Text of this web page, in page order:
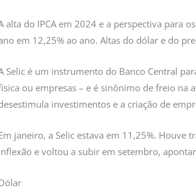
alta do IPCA em 2024 e a perspectiva para
em 12,25% ao ano. Altas do dólar e do
Selic é um instrumento do Banco Central
ou empresas – e é sinônimo de freio na
investimentos e a criação de
janeiro, a Selic estava em 11,25%.
e voltou a subir em setembro,